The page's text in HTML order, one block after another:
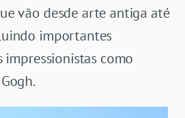
vão desde arte antiga até
importantes
como